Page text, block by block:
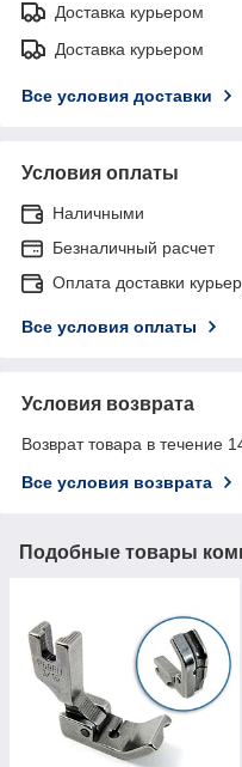
Доставка курьером
Доставка курьером
Все условия доставки
Условия оплаты
Наличными
Безналичный расчет
Оплата доставки
Все условия оплаты
Условия возврата
Возврат товара в течение
Все условия возврата
Подобные товары